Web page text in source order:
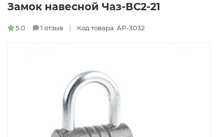
Замок навесной Чаз-ВС2-21
5.0 1 отзыв Код товара: AP-3032